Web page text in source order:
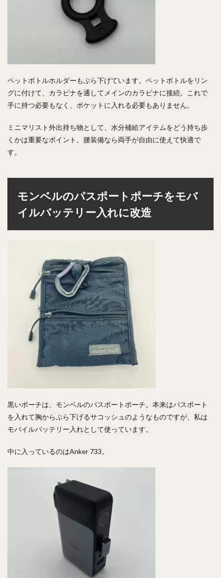
ペットボトルホルダーもぶら下げています。ペットボトルをリン
グに付けて、カラビナを通してメインのカラビナに接続。これで
手に持つ必要もなく、ポケットに入れる必要もありません。
ミニマリスト外出持ち物として、水分補給アイテムをどう持ち歩
くかは重要なポイント。腰装備なら両手が自由に使えて快適で
す。
モンベルのパスポートポーチをモバ
イルバッテリー入れに改造
黒いポーチは、モンベルのパスポートポーチ。本来はパスポート
を入れて胸からぶら下げるサコッシュのようなものですが、私は
モバイルバッテリー入れとして使っています。
中に入っているのはAnker 733。